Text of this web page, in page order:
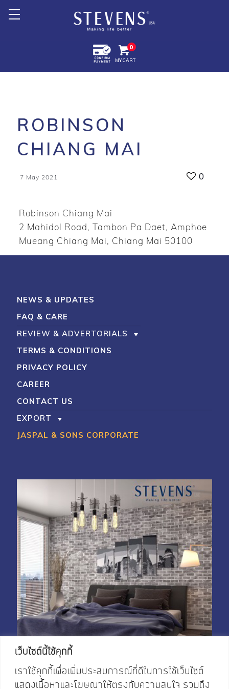
เว็บไซต์นี้ใช้คุกกี้
เราใช้คุกกี้เพื่อเพิ่มประสบการณ์ที่ดีในการใช้เว็บไซต์
แสดงเนื้อหาและโฆษณาให้ตรงกับความสนใจ รวมถึง
0
MY CART
ROBINSON
CHIANG MAI
0
7 May 2021
Robinson Chiang Mai
2 Mahidol Road, Tambon Pa Daet, Amphoe
Mueang Chiang Mai, Chiang Mai 50100
NEWS & UPDATES
FAQ & CARE
REVIEW & ADVERTORIALS
TERMS & CONDITIONS
PRIVACY POLICY
CAREER
CONTACT US
EXPORT
JASPAL & SONS CORPORATE
Export +
Store Location
My Account Shop With Stevens Cart Payment